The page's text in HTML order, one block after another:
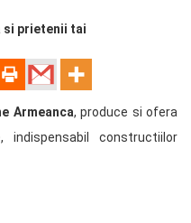
si prietenii tai
Armeanca, produce si ofera
constructiilor